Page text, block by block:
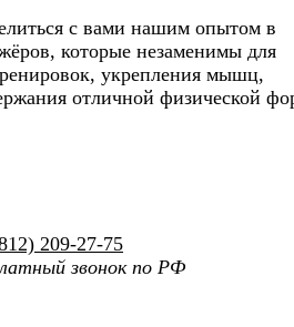
с вами нашим опытом в
которые незаменимы для
укрепления мышц,
отличной физической
209-27-75
звонок по РФ